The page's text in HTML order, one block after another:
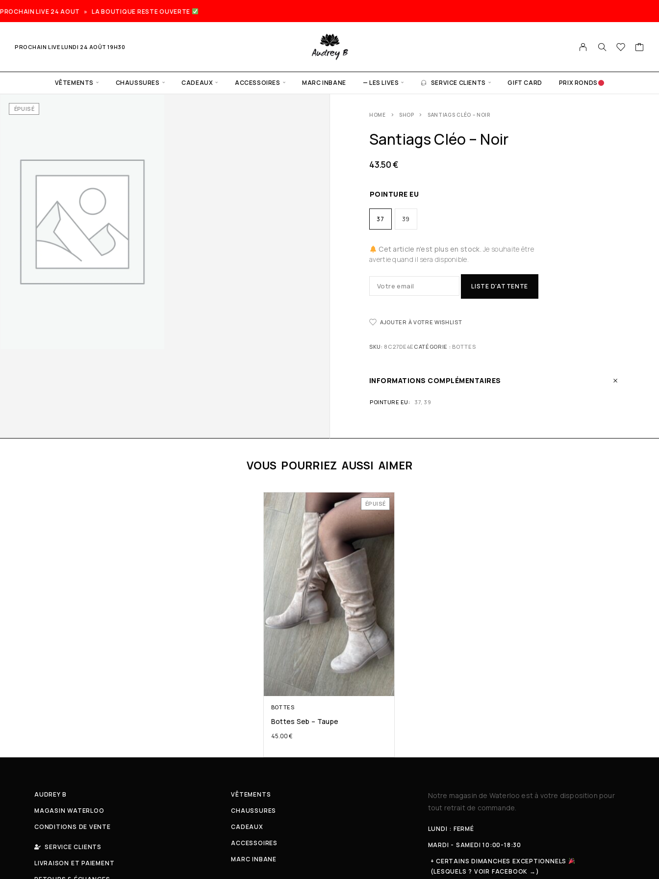
PROCHAIN LIVE 24 AOUT » LA BOUTIQUE RESTE OUVERTE
PROCHAIN LIVE LUNDI 24 AOÛT 19H30
VÊTEMENTS CHAUSSURES CADEAUX ACCESSOIRES MARC INBANE — LES LIVES SERVICE CLIENTS GIFT CARD PRIX RONDS
ÉPUISÉ
HOME SHOP SANTIAGS CLÉO – NOIR
Santiags Cléo – Noir
43.50€
POINTURE EU
37 39
Cet article n'est plus en stock. Je souhaite être
avertie quand il sera disponible.
LISTE D'ATTENTE
AJOUTER À VOTRE WISHLIST
SKU: 8C27DE4E CATÉGORIE : BOTTES
INFORMATIONS COMPLÉMENTAIRES
POINTURE EU 37, 39
VOUS POURRIEZ AUSSI AIMER
ÉPUISÉ
BOTTES
Bottes Seb – Taupe
45.00€
AUDREY B
MAGASIN WATERLOO
CONDITIONS DE VENTE
SERVICE CLIENTS
LIVRAISON ET PAIEMENT
VÊTEMENTS
CHAUSSURES
CADEAUX
ACCESSOIRES
MARC INBANE
Notre magasin de Waterloo est à votre disposition pour
tout retrait de commande.
LUNDI : FERMÉ
MARDI - SAMEDI 10:00-18:30
+ CERTAINS DIMANCHES EXCEPTIONNELS
(LESQUELS ? VOIR FACEBOOK →)